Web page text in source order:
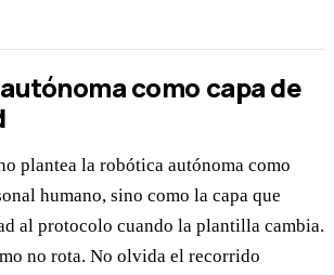
como capa de
plantea la robótica autónoma como
humano, sino como la capa que
al protocolo cuando la plantilla cambia.
no rota. No olvida el recorrido